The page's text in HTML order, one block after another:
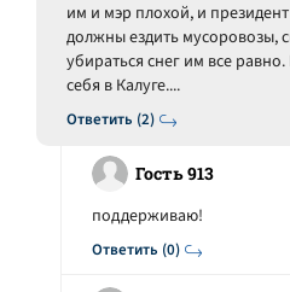
Ответить (2)
им и мэр плохой, и
должны ездить мусоровозы,
убираться снег им все
себя в Калуге....
Гость 913
Ответить (0)
поддерживаю!